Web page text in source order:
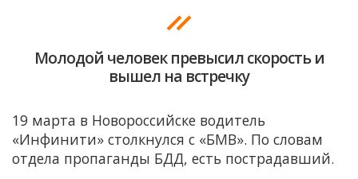
Молодой человек превысил скорость и
вышел на встречку
19 марта в Новороссийске водитель
«Инфинити» столкнулся с «БМВ». По словам
отдела пропаганды БДД, есть пострадавший.